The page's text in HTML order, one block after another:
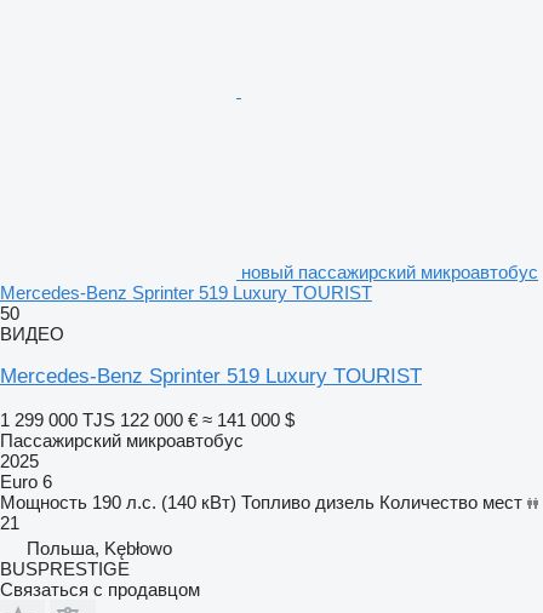
новый пассажирский микроавтобус
Mercedes-Benz Sprinter 519 Luxury TOURIST
50
ВИДЕО
Mercedes-Benz Sprinter 519 Luxury TOURIST
1 299 000 TJS 122 000 € ≈ 141 000 $
Пассажирский микроавтобус
2025
Euro 6
Мощность 190 л.с. (140 кВт) Топливо дизель Количество мест
21
Польша, Kębłowo
BUSPRESTIGE
Связаться с продавцом